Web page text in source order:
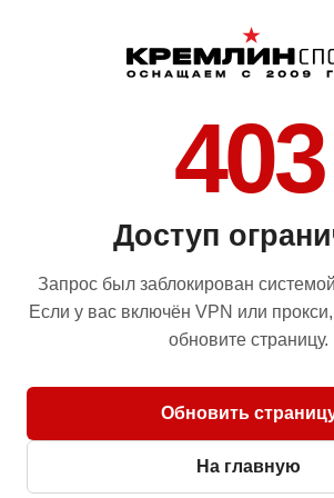
403
Доступ
Запрос был заблокирован
Если у вас включён VPN или
обновите страницу.
Обновить
На главную